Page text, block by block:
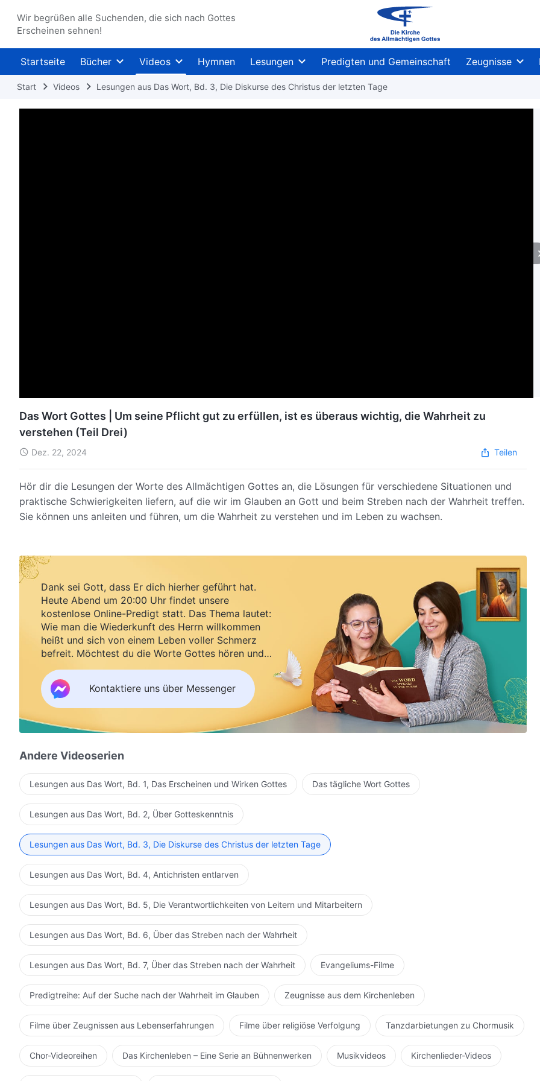
Wir begrüßen alle Suchenden, die sich nach Gottes
Erscheinen sehnen!
Startseite Bücher Videos Hymnen Lesungen Predigten und Gemeinschaft Zeugnisse
Start Videos Lesungen aus Das Wort, Bd. 3, Die Diskurse des Christus der letzten Tage
Das Wort Gottes | Um seine Pflicht gut zu erfüllen, ist es überaus wichtig, die Wahrheit zu
verstehen (Teil Drei)
Dez. 22, 2024 Teilen
Hör dir die Lesungen der Worte des Allmächtigen Gottes an, die Lösungen für verschiedene Situationen und
praktische Schwierigkeiten liefern, auf die wir im Glauben an Gott und beim Streben nach der Wahrheit treffen.
Sie können uns anleiten und führen, um die Wahrheit zu verstehen und im Leben zu wachsen.
Dank sei Gott, dass Er dich hierher geführt hat.
Heute Abend um 20:00 Uhr findet unsere
kostenlose Online-Predigt statt. Das Thema lautet:
Wie man die Wiederkunft des Herrn willkommen
heißt und sich von einem Leben voller Schmerz
befreit. Möchtest du die Worte Gottes hören und
Kontaktiere uns über Messenger
Andere Videoserien
Lesungen aus Das Wort, Bd. 1, Das Erscheinen und Wirken Gottes Das tägliche Wort Gottes
Lesungen aus Das Wort, Bd. 2, Über Gotteskenntnis
Lesungen aus Das Wort, Bd. 3, Die Diskurse des Christus der letzten Tage
Lesungen aus Das Wort, Bd. 4, Antichristen entlarven
Lesungen aus Das Wort, Bd. 5, Die Verantwortlichkeiten von Leitern und Mitarbeitern
Lesungen aus Das Wort, Bd. 6, Über das Streben nach der Wahrheit
Lesungen aus Das Wort, Bd. 7, Über das Streben nach der Wahrheit Evangeliums-Filme
Predigtreihe: Auf der Suche nach der Wahrheit im Glauben Zeugnisse aus dem Kirchenleben
Filme über Zeugnissen aus Lebenserfahrungen Filme über religiöse Verfolgung Tanzdarbietungen zu Chormusik
Chor-Videoreihen Das Kirchenleben – Eine Serie an Bühnenwerken Musikvideos Kirchenlieder-Videos